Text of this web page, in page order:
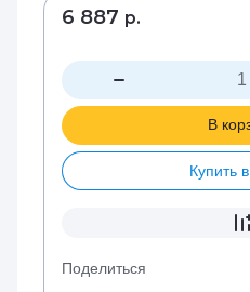
6 887 р.
В
Купить
Поделиться